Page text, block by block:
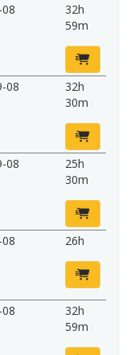
32h
59m
08
32h
30m
08
25h
30m
26h
32h
59m